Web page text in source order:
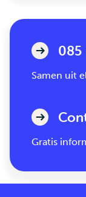
085
Samen uit
Gratis